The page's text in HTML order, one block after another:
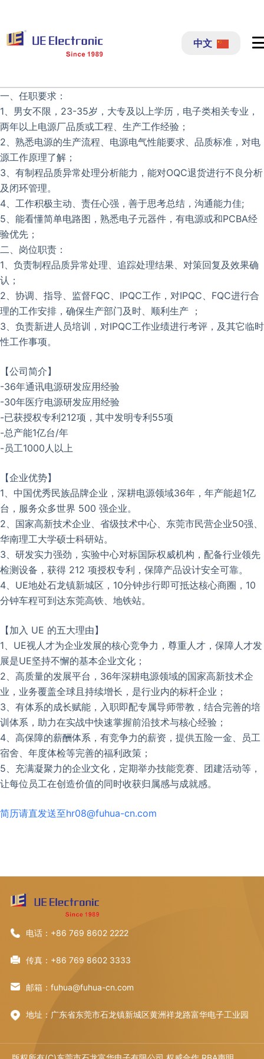
过
内
中文
一、任职要求：
1、男女不限，23-35岁，大专及以上学历，电子类相关专业，
两年以上电源厂品质或工程、生产工作经验；
2、熟悉电源的生产流程、电源电气性能要求、品质标准，对电
源工作原理了解；
3、有制程品质异常处理分析能力，能对OQC退货进行不良分析
及闭环管理。
4、工作积极主动、责任心强，善于思考总结，沟通能力佳;
5、能看懂简单电路图，熟悉电子元器件，有电源或和PCBA经
验优先；
二、岗位职责：
1、负责制程品质异常处理、追踪处理结果、对策回复及效果确
认；
2、协调、指导、监督FQC、IPQC工作，对IPQC、FQC进行合
理的工作安排，确保生产部门及时、顺利生产 ；
3、负责新进人员培训，对IPQC工作业绩进行考评，及其它临时
性工作事项。
【公司简介】
-36年通讯电源研发应用经验
-30年医疗电源研发应用经验
-已获授权专利212项，其中发明专利55项
-总产能1亿台/年
-员工1000人以上
【企业优势】
1、中国优秀民族品牌企业，深耕电源领域36年，年产能超1亿
台，服务众多世界 500 强企业。
2、国家高新技术企业、省级技术中心、东莞市民营企业50强、
华南理工大学硕士科研站。
3、研发实力强劲，实验中心对标国际权威机构，配备行业领先
检测设备，获得 212 项授权专利，保障产品设计安全可靠。
4、UE地处石龙镇新城区，10分钟步行即可抵达核心商圈，10
分钟车程可到达东莞高铁、地铁站。
【加入 UE 的五大理由】
1、UE视人才为企业发展的核心竞争力，尊重人才，保障人才发
展是UE坚持不懈的基本企业文化；
2、高质量的发展平台，36年深耕电源领域的国家高新技术企
业，业务覆盖全球且持续增长，是行业内的标杆企业；
3、有体系的成长赋能，入职即配专属导师带教，结合完善的培
训体系，助力在实战中快速掌握前沿技术与核心经验；
4、高保障的薪酬体系，有竞争力的薪资，提供五险一金、员工
宿舍、年度体检等完善的福利政策；
5、充满凝聚力的企业文化，定期举办技能竞赛、团建活动等，
让每位员工在创造价值的同时收获归属感与成就感。
简历请直发送至hr08@fuhua-cn.com
电话：+86 769 8602 2222
传真：+86 769 8602 3333
邮箱：fuhua@fuhua-cn.com
地址：广东省东莞市石龙镇新城区黄洲祥龙路富华电子工业园